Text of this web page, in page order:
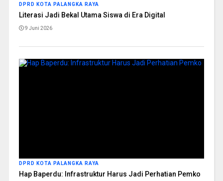
DPRD KOTA PALANGKA RAYA
Literasi Jadi Bekal Utama Siswa di Era Digital
9 Juni 2026
DPRD KOTA PALANGKA RAYA
Hap Baperdu: Infrastruktur Harus Jadi Perhatian Pemko